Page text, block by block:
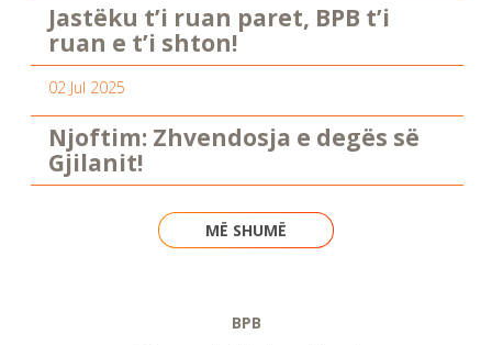
Jastëku t’i ruan paret, BPB t’i
ruan e t’i shton!
02 Jul 2025
Njoftim: Zhvendosja e degës së
Gjilanit!
MË SHUMË
BPB